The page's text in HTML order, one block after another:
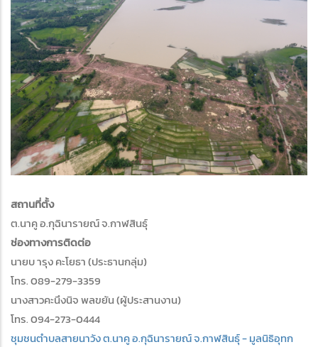
สถานที่ตั้ง
ต.นาคู อ.กุฉินารายณ์ จ.กาฬสินธุ์
ช่องทางการติดต่อ
นายบ ารุง คะโยธา (ประธานกลุ่ม)
โทร. 089-279-3359
นางสาวคะนึงนิจ พลขยัน (ผู้ประสานงาน)
โทร. 094-273-0444
ชุมชนตำบลสายนาวัง ต.นาคู อ.กุฉินารายณ์ จ.กาฬสินธุ์ - มูลนิธิอุทก